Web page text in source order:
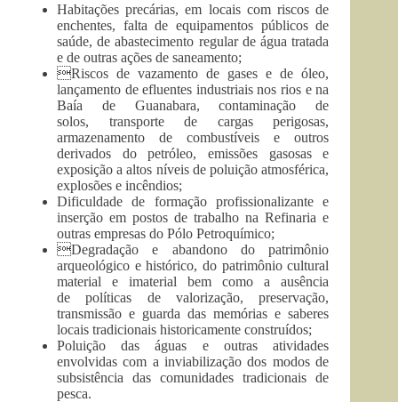
Habitações precárias, em locais com riscos de
enchentes, falta de equipamentos públicos de
saúde, de abastecimento regular de água tratada
e de outras ações de saneamento;
Riscos de vazamento de gases e de óleo,
lançamento de efluentes industriais nos rios e na
Baía de Guanabara, contaminação de
solos, transporte de cargas perigosas,
armazenamento de combustíveis e outros
derivados do petróleo, emissões gasosas e
exposição a altos níveis de poluição atmosférica,
explosões e incêndios;
Dificuldade de formação profissionalizante e
inserção em postos de trabalho na Refinaria e
outras empresas do Pólo Petroquímico;
Degradação e abandono do patrimônio
arqueológico e histórico, do patrimônio cultural
material e imaterial bem como a ausência
de políticas de valorização, preservação,
transmissão e guarda das memórias e saberes
locais tradicionais historicamente construídos;
Poluição das águas e outras atividades
envolvidas com a inviabilização dos modos de
subsistência das comunidades tradicionais de
pesca.